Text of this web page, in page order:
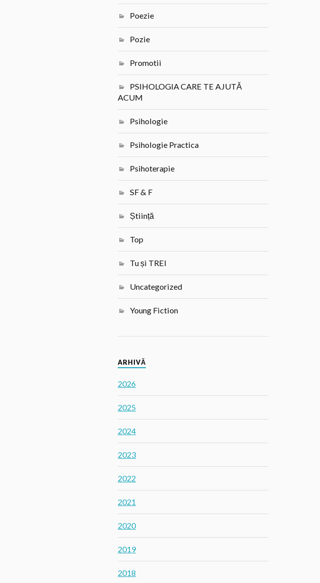
Poezie
Pozie
Promotii
PSIHOLOGIA CARE TE AJUTĂ
ACUM
Psihologie
Psihologie Practica
Psihoterapie
SF & F
Știință
Top
Tu și TREI
Uncategorized
Young Fiction
ARHIVĂ
2026
2025
2024
2023
2022
2021
2020
2019
2018